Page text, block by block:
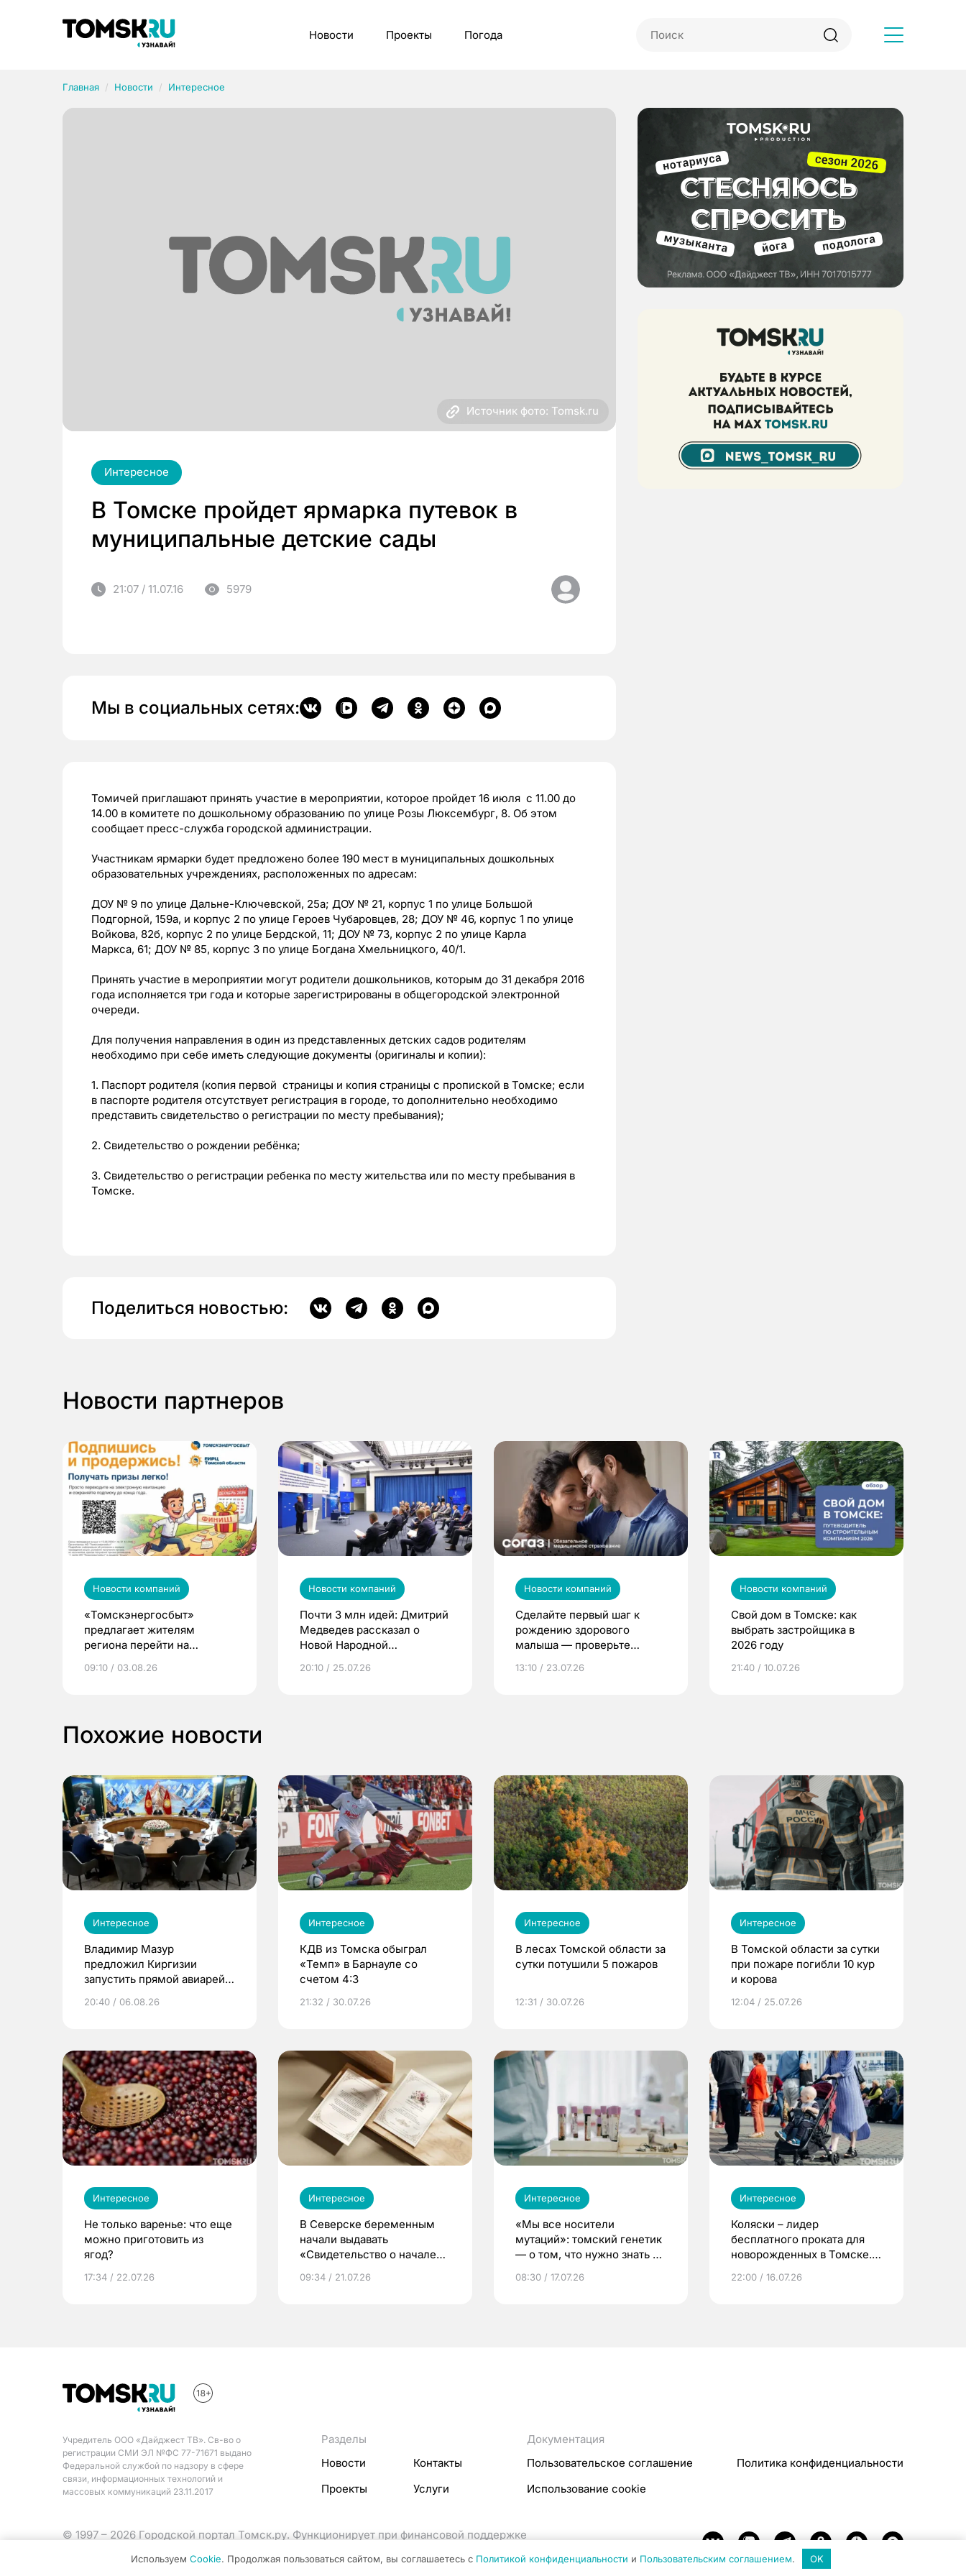
Новости Проекты Погода
Главная Новости Интересное
Источник фото: Tomsk.ru
Интересное
В Томске пройдет ярмарка путевок в
муниципальные детские сады
21:07 / 11.07.16 5979
Мы в социальных сетях:
Томичей приглашают принять участие в мероприятии, которое пройдет 16 июля с 11.00 до
14.00 в комитете по дошкольному образованию по улице Розы Люксембург, 8. Об этом
сообщает пресс-служба городской администрации.
Участникам ярмарки будет предложено более 190 мест в муниципальных дошкольных
образовательных учреждениях, расположенных по адресам:
ДОУ № 9 по улице Дальне-Ключевской, 25а; ДОУ № 21, корпус 1 по улице Большой
Подгорной, 159а, и корпус 2 по улице Героев Чубаровцев, 28; ДОУ № 46, корпус 1 по улице
Войкова, 82б, корпус 2 по улице Бердской, 11; ДОУ № 73, корпус 2 по улице Карла
Маркса, 61; ДОУ № 85, корпус 3 по улице Богдана Хмельницкого, 40/1.
Принять участие в мероприятии могут родители дошкольников, которым до 31 декабря 2016
года исполняется три года и которые зарегистрированы в общегородской электронной
очереди.
Для получения направления в один из представленных детских садов родителям
необходимо при себе иметь следующие документы (оригиналы и копии):
1. Паспорт родителя (копия первой страницы и копия страницы с пропиской в Томске; если
в паспорте родителя отсутствует регистрация в городе, то дополнительно необходимо
представить свидетельство о регистрации по месту пребывания);
2. Свидетельство о рождении ребёнка;
3. Свидетельство о регистрации ребенка по месту жительства или по месту пребывания в
Томске.
Поделиться новостью:
Новости партнеров
Новости компаний
«Томскэнергосбыт»
предлагает жителям
региона перейти на
выиграть призы
09:10 / 03.08.26
Новости компаний
Почти 3 млн идей: Дмитрий
Медведев рассказал о
Новой Народной
20:10 / 25.07.26
Новости компаний
Сделайте первый шаг к
рождению здорового
малыша — проверьте
по ОМС!
13:10 / 23.07.26
Новости компаний
Свой дом в Томске: как
выбрать застройщика в
2026 году
21:40 / 10.07.26
Похожие новости
Интересное
Владимир Мазур
предложил Киргизии
запустить прямой авиарейс
20:40 / 06.08.26
Интересное
КДВ из Томска обыграл
«Темп» в Барнауле со
счетом 4:3
21:32 / 30.07.26
Интересное
В лесах Томской области за
сутки потушили 5 пожаров
12:31 / 30.07.26
Интересное
В Томской области за сутки
при пожаре погибли 10 кур
и корова
12:04 / 25.07.26
Интересное
Не только варенье: что еще
можно приготовить из
ягод?
17:34 / 22.07.26
Интересное
В Северске беременным
начали выдавать
«Свидетельство о начале
09:34 / 21.07.26
Интересное
«Мы все носители
мутаций»: томский генетик
— о том, что нужно знать до
08:30 / 17.07.26
Интересное
Коляски – лидер
бесплатного проката для
новорожденных в Томске.
22:00 / 16.07.26
Учредитель ООО «Дайджест ТВ». Св-во о
регистрации СМИ ЭЛ №ФС 77-71671 выдано
Федеральной службой по надзору в сфере
связи, информационных технологий и
массовых коммуникаций 23.11.2017
Разделы
Новости
Контакты
Проекты
Услуги
Документация
Пользовательское соглашение
Политика конфиденциальности
Использование cookie
© 1997 – 2026 Городской портал Томск.ру. Функционирует при финансовой поддержке
Рубрики
Используем Cookie. Продолжая пользоваться сайтом, вы соглашаетесь с Политикой конфиденциальности и Пользовательским соглашением. OK